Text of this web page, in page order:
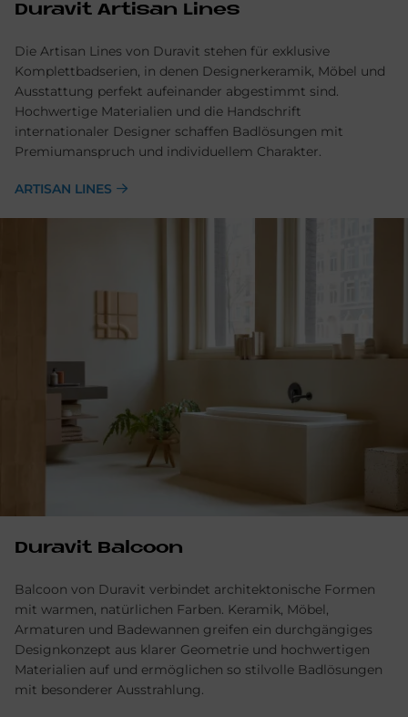
Du­ra­vit Ar­ti­san Li­nes
Die Artisan Lines von Duravit stehen für exklusive
Komplettbadserien, in denen Designerkeramik, Möbel und
Ausstattung perfekt aufeinander abgestimmt sind.
Hochwertige Materialien und die Handschrift
internationaler Designer schaffen Badlösungen mit
Premiumanspruch und individuellem Charakter.
ARTISAN LINES
Du­ra­vit Bal­coon
Balcoon von Duravit verbindet architektonische Formen
mit warmen, natürlichen Farben. Keramik, Möbel,
Armaturen und Badewannen greifen ein durchgängiges
Designkonzept aus klarer Geometrie und hochwertigen
Materialien auf und ermöglichen so stilvolle Badlösungen
mit besonderer Ausstrahlung.